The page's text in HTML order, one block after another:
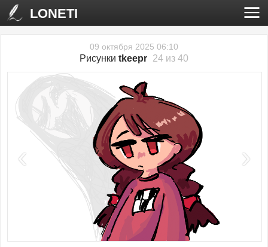
LONETI
09 октября 2025 06:10
Рисунки tkeepr 24 из 40
‹ ›